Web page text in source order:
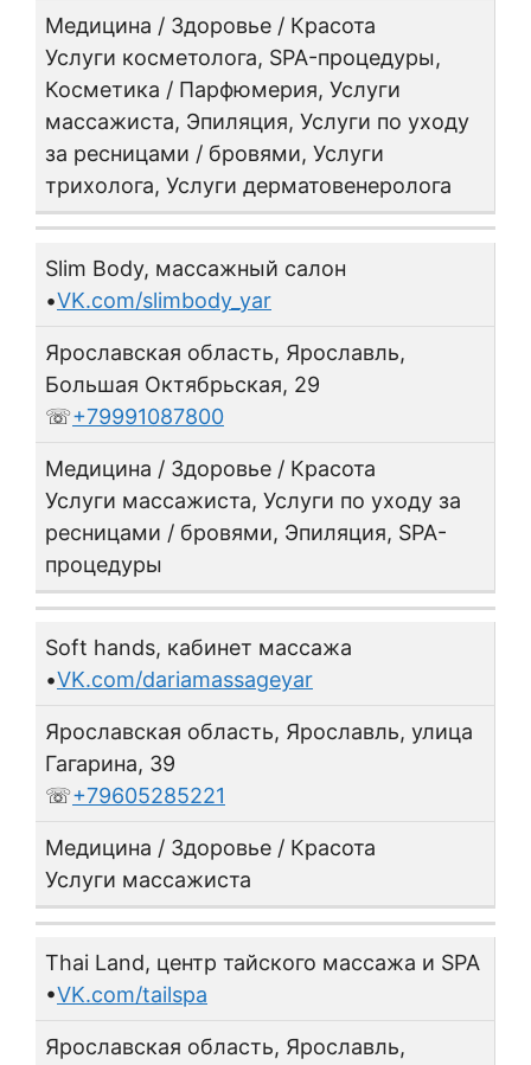
Медицина / Здоровье / Красота
Услуги косметолога, SPA-процедуры,
Косметика / Парфюмерия, Услуги
массажиста, Эпиляция, Услуги по уходу
за ресницами / бровями, Услуги
трихолога, Услуги дерматовенеролога
Slim Body, массажный салон
•VK.com/slimbody_yar
Ярославская область, Ярославль,
Большая Октябрьская, 29
☏+79991087800
Медицина / Здоровье / Красота
Услуги массажиста, Услуги по уходу за
ресницами / бровями, Эпиляция, SPA-
процедуры
Soft hands, кабинет массажа
•VK.com/dariamassageyar
Ярославская область, Ярославль, улица
Гагарина, 39
☏+79605285221
Медицина / Здоровье / Красота
Услуги массажиста
Thai Land, центр тайского массажа и SPA
•VK.com/tailspa
Ярославская область, Ярославль,